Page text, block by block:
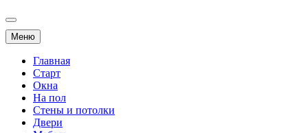
Меню
Главная
Старт
Окна
На пол
Стены и потолки
Двери